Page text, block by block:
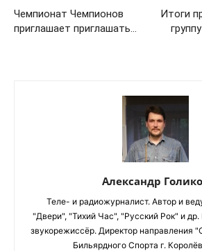
Чемпионат Чемпионов
приглашает приглашать…
Итоги
Александр
Теле- и радиожурналист. Автор и
"Двери", "Тихий Час", "Русский Рок" и др.
звукорежиссёр. Директор направления
Бильярдного Спорта г.